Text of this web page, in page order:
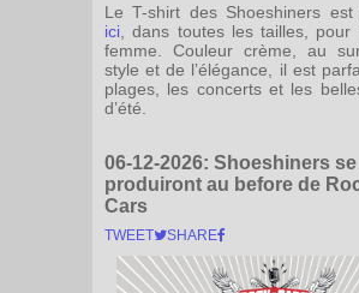
Le T-shirt des Shoeshiners est
ici , dans toutes les tailles,
femme. Couleur crème, au
style et de l’élégance, il est
plages, les concerts et les
d’été.
06-12-2026: Shoeshiners se
produiront au before de
Cars
TWEET SHARE